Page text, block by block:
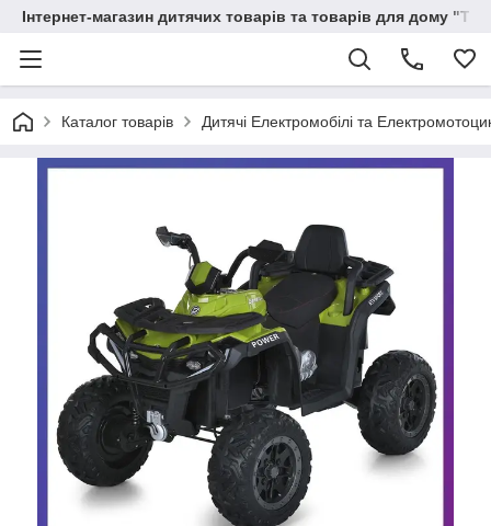
Інтернет-магазин дитячих товарів та товарів для дому
Каталог товарів Дитячі Електромобілі та